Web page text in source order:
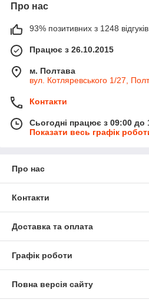
Про нас
93% позитивних з 1248 відгуків
Працює з 26.10.2015
м. Полтава
вул. Котляревського 1/27,
Контакти
Сьогодні працює з 09:00 до
Показати весь графік
Про нас
Контакти
Доставка та оплата
Графік роботи
Повна версія сайту